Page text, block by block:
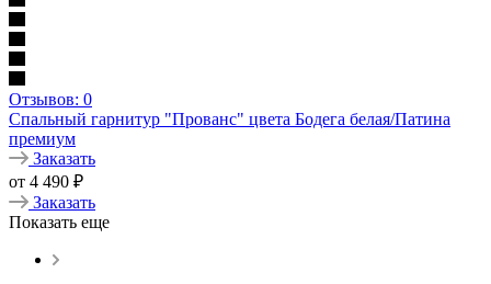
Отзывов: 0
Спальный гарнитур "Прованс" цвета Бодега белая/Патина
премиум
Заказать
от 4 490 ₽
Заказать
Показать еще